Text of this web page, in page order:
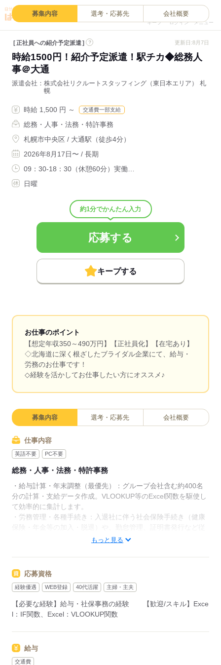
キープ ログイン メニュー
募集内容 選考・応募先 会社概要
正社員への紹介予定派遣 ? 更新日:8月7日
時給1500円！紹介予定派遣！駅チカ◆総務人
事＠大通
派遣会社
株式会社リクルートスタッフィング（東日本エリア） 札
幌
時給 1,500 円 ～ 交通費一部支給
総務・人事・法務・特許事務
札幌市中央区 / 大通駅（徒歩4分）
2026年8月17日〜 / 長期
09：30-18：30（休憩60分）実働…
日曜
約1分でかんたん入力
応募する
キープする
お仕事のポイント
【想定年収350～490万円】【正社員化】【在宅あり】
◇北海道に深く根ざしたブライダル企業にて、給与・
労務のお仕事です！
◇経験を活かしてお仕事したい方にオススメ♪
募集内容 選考・応募先 会社概要
仕事内容
英語不要 PC不要
総務・人事・法務・特許事務
・給与計算・年末調整（最優先）：グループ会社含む約400名
分の計算・支給データ作成。VLOOKUP等のExcel関数を駆使し
て効率的に集計します。
・労務管理・各種手続き：入退社に伴う社会保険手続き（健康
保険・年金等の加入・脱退）や、勤怠管理、証明書発行など従
労働環境の最適化を行います。
【直接雇用後】
#年収350万以上のお仕事
応募する
もっと見る
応募資格
経験優遇 WEB登録 40代活躍 主婦・主夫
【必要な経験】給与・社保事務の経験 【歓迎/スキル】Exce
l：IF関数、Excel：VLOOKUP関数
給与
交通費